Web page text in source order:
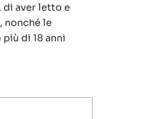
, di aver letto e
nonché le
di 18 anni